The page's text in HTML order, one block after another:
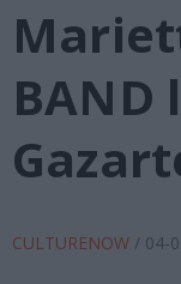
BAND
CULTURENOW / 04-